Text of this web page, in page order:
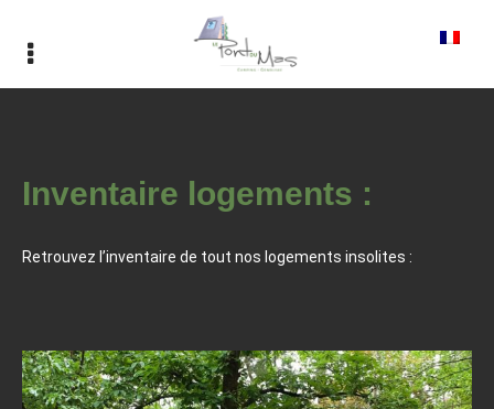
Inventaire logements :
Retrouvez l’inventaire de tout nos logements insolites :